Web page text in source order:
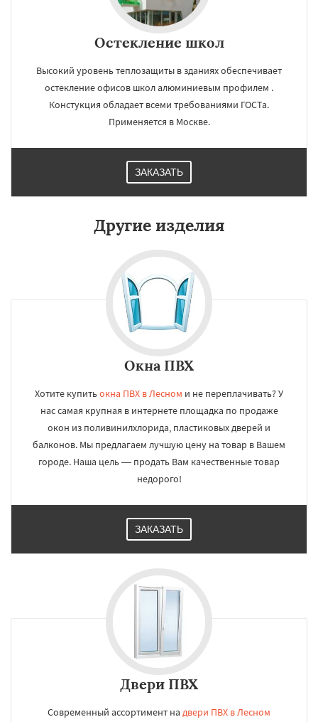
Остекление школ
Высокий уровень теплозащиты в зданиях обеспечивает
остекление офисов школ алюминиевым профилем .
Констукция обладает всеми требованиями ГОСТа.
Применяется в Москве.
ЗАКАЗАТЬ
Другие изделия
Окна ПВХ
Хотите купитьокна ПВХ в Лесном и не переплачивать? У
нас самая крупная в интернете площадка по продаже
окон из поливинилхлорида, пластиковых дверей и
балконов. Мы предлагаем лучшую цену на товар в Вашем
городе. Наша цель — продать Вам качественные товар
недорого!
ЗАКАЗАТЬ
Двери ПВХ
Современный ассортимент на двери ПВХ в Лесном